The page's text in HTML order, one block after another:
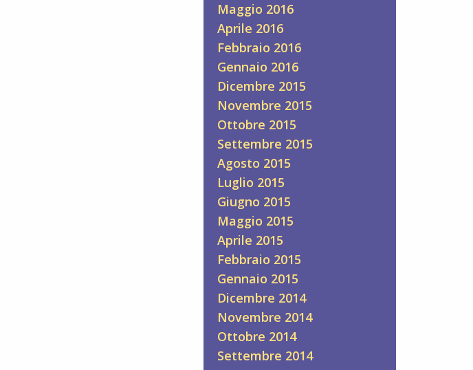
Maggio 2016
Aprile 2016
Febbraio 2016
Gennaio 2016
Dicembre 2015
Novembre 2015
Ottobre 2015
Settembre 2015
Agosto 2015
Luglio 2015
Giugno 2015
Maggio 2015
Aprile 2015
Febbraio 2015
Gennaio 2015
Dicembre 2014
Novembre 2014
Ottobre 2014
Settembre 2014